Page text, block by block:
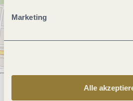
Marketing
Alle